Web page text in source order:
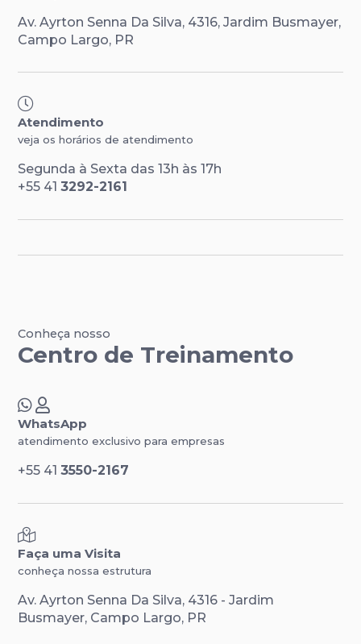
Av. Ayrton Senna Da Silva, 4316, Jardim Busmayer,
Campo Largo, PR
Atendimento
veja os horários de atendimento
Segunda à Sexta das 13h às 17h
+55 41 3292-2161
Conheça nosso
Centro de Treinamento
WhatsApp
atendimento exclusivo para empresas
+55 41 3550-2167
Faça uma Visita
conheça nossa estrutura
Av. Ayrton Senna Da Silva, 4316 - Jardim
Busmayer, Campo Largo, PR